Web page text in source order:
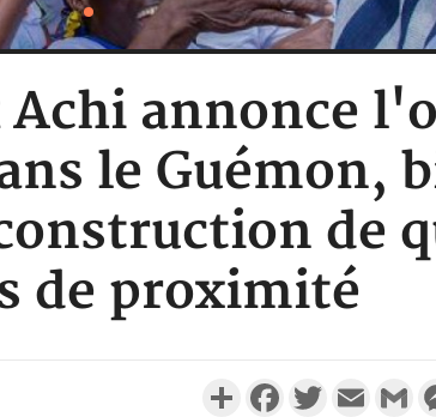
annonce
le Guémon,
de
de proximité
PartagerFacebookTwitterEmail